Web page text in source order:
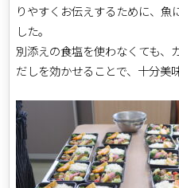
りやすくお伝えするために、魚
した。
別添えの食塩を使わなくても、
だしを効かせることで、十分美